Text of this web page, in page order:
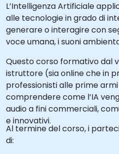
L’Intelligenza Artificiale
alle tecnologie in grado di
generare o interagire con
voce umana, i suoni
Questo corso formativo dal
istruttore (sia online che in
professionisti alle prime
comprendere come l’IA
audio a fini commerciali,
e innovativi.
Al termine del corso, i
di: